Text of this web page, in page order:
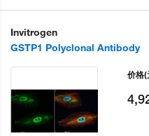
Invitrogen
GSTP1 Polyclonal Antibody
价格(